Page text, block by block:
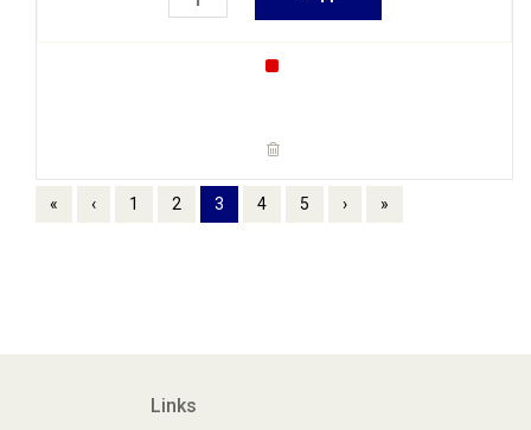
« ‹ 1 2 3 4 5 › »
Links